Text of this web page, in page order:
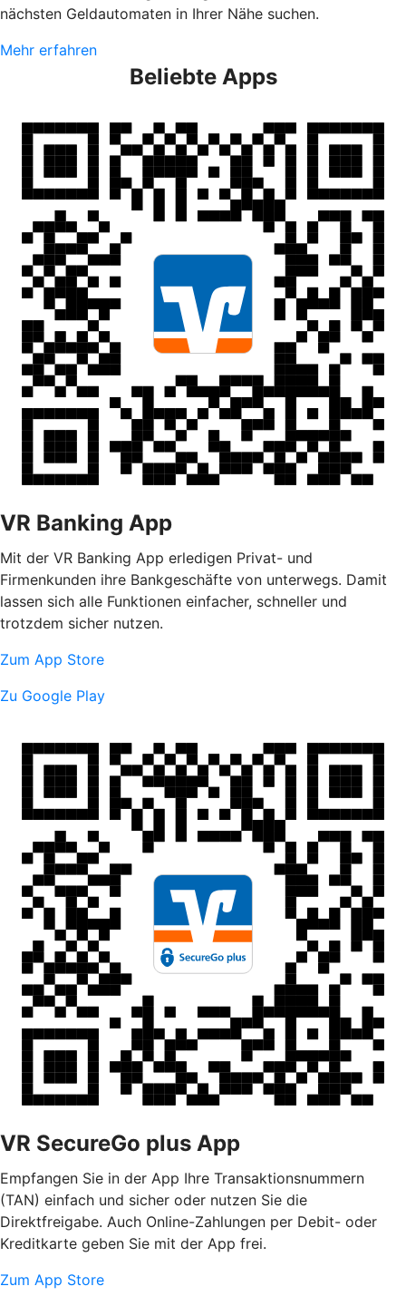
nächsten Geldautomaten in Ihrer Nähe suchen.
Mehr erfahren
Beliebte Apps
VR Banking App
Mit der VR Banking App erledigen Privat- und
Firmenkunden ihre Bankgeschäfte von unterwegs. Damit
lassen sich alle Funktionen einfacher, schneller und
trotzdem sicher nutzen.
Zum App Store
Zu Google Play
VR SecureGo plus App
Empfangen Sie in der App Ihre Transaktionsnummern
(TAN) einfach und sicher oder nutzen Sie die
Direktfreigabe. Auch Online-Zahlungen per Debit- oder
Kreditkarte geben Sie mit der App frei.
Zum App Store